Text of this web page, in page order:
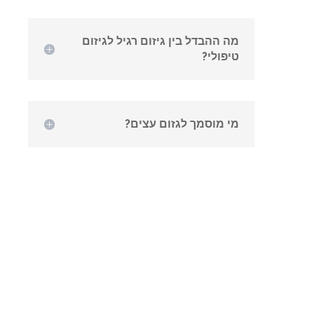
מה ההבדל בין גיזום רגיל לגיזום
טיפולי?
מי מוסמך לגזום עצים?